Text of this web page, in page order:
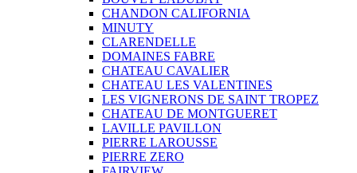
CHANDON CALIFORNIA
MINUTY
CLARENDELLE
DOMAINES FABRE
CHATEAU CAVALIER
CHATEAU LES VALENTINES
LES VIGNERONS DE SAINT TROPEZ
CHATEAU DE MONTGUERET
LAVILLE PAVILLON
PIERRE LAROUSSE
PIERRE ZERO